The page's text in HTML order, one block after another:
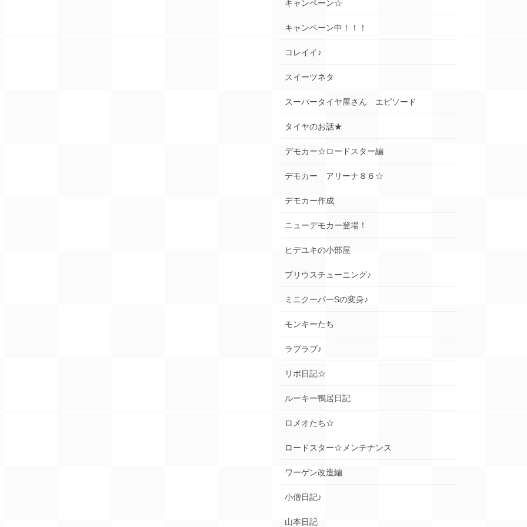
キャンペーン☆
キャンペーン中！！！
コレイイ♪
スイーツネタ
スーパータイヤ屋さん エピソード
タイヤのお話★
デモカー☆ロードスター編
デモカー アリーナ８６☆
デモカー作成
ニューデモカー登場！
ヒデユキの小部屋
プリウスチューニング♪
ミニクーパーSの変身♪
モンキーたち
ラブラブ♪
リボ日記☆
ルーキー鴨居日記
ロメオたち☆
ロードスター☆メンテナンス
ワーゲン改造編
小僧日記♪
山本日記